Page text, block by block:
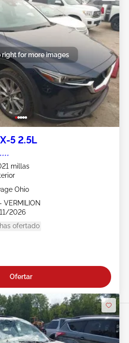
right for more images
5 2.5L
millas
Ohio
VERMILION
2026
ofertado
Ofertar